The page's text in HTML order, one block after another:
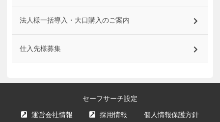
法人様一括導入・大口購入のご案内
仕入先様募集
セーフサーチ設定
運営会社情報 採用情報 個人情報保護方針